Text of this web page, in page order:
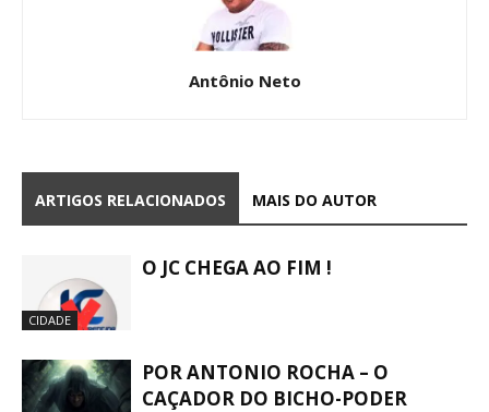
Antônio Neto
ARTIGOS RELACIONADOS MAIS DO AUTOR
CIDADE
O JC CHEGA AO FIM !
POR ANTONIO ROCHA – O
CAÇADOR DO BICHO-PODER